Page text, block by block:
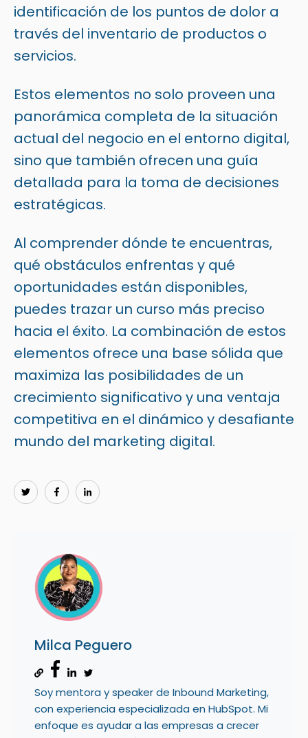
identificación de los puntos de dolor a
través del inventario de productos o
servicios.
Estos elementos no solo proveen una
panorámica completa de la situación
actual del negocio en el entorno digital,
sino que también ofrecen una guía
detallada para la toma de decisiones
estratégicas.
Al comprender dónde te encuentras,
qué obstáculos enfrentas y qué
oportunidades están disponibles,
puedes trazar un curso más preciso
hacia el éxito. La combinación de estos
elementos ofrece una base sólida que
maximiza las posibilidades de un
crecimiento significativo y una ventaja
competitiva en el dinámico y desafiante
mundo del marketing digital.
Milca Peguero
Soy mentora y speaker de Inbound Marketing,
con experiencia especializada en HubSpot. Mi
enfoque es ayudar a las empresas a crecer